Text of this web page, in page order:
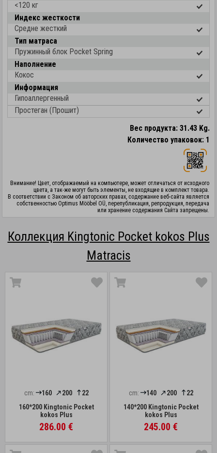
<120 кг
Индекс жесткости
Средне жесткий
Тип матраса
Пружинный блок Pocket Spring
Наполнение
Кокос
Информация
Гипоаллергенный
Простеган (Прошит)
Вес продукта: 31.43 Kg.
Количество упаковок: 1
Внимание! Цвет, отображаемый на компьютере, может отличаться от исходного
цвета, а так-же могут быть элементы, не входящие в комплект товара.
В соответствии с Законом об авторских правах, содержание веб-сайта является
собственностью Optimus Mööbel OÜ, перепубликация, репродукция, передача
или хранение содержания Сайта запрещены.
Коллекция Kingtonic Pocket kokos Plus
Matracis
cm: 160 200
22
160*200 Kingtonic Pocket
kokos Plus
286.00 €
cm: 140 200
22
140*200 Kingtonic Pocket
kokos Plus
245.00 €